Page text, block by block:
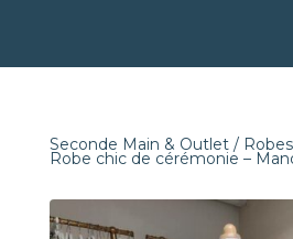
Seconde Main & Outlet/
Robe chic de cérémonie –